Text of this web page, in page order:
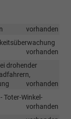
vorhanden
vorhanden
drohender
vorhanden
Toter-Winkel-
vorhanden